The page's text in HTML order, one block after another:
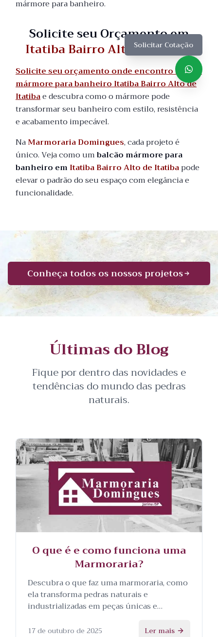
mármore para banheiro.
Solicite seu Orçamento em
Itatiba Bairro Alto de Itatiba
Solicite seu orçamento onde encontro balcão
mármore para banheiro Itatiba Bairro Alto de
Itatibae descubra como o mármore pode
transformar seu banheiro com estilo, resistência
e acabamento impecável.
NaMarmoraria Domingues, cada projeto é
único. Veja como umbalcão mármore para
banheiro emItatiba Bairro Alto de Itatibapode
elevar o padrão do seu espaço com elegância e
funcionalidade.
Solicitar Cotação
Conheça todos os nossos projetos
Últimas do Blog
Fique por dentro das novidades e
tendências do mundo das pedras
naturais.
O que é e como funciona uma
Marmoraria?
Descubra o que faz uma marmoraria, como
ela transforma pedras naturais e
industrializadas em peças únicas e
processo.
17 de outubro de 2025 Ler mais